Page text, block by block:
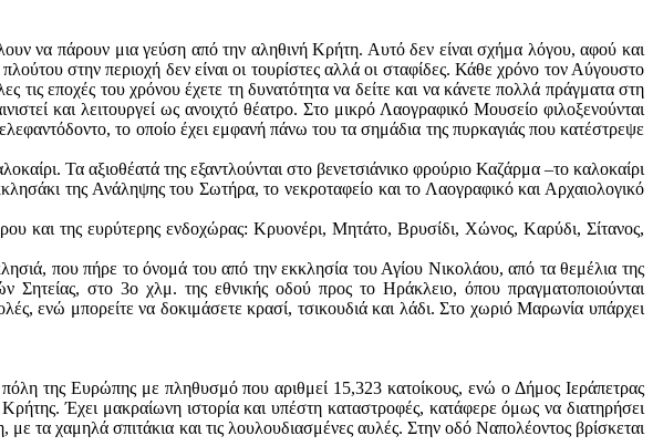
να πάρουν μια γεύση από την αληθινή Κρήτη. Αυτό δεν είναι σχήμα λόγου, αφού και
στην περιοχή δεν είναι οι τουρίστες αλλά οι σταφίδες. Κάθε χρόνο τον Αύγουστο
τις εποχές του χρόνου έχετε τη δυνατότητα να δείτε και να κάνετε πολλά πράγματα στη
και λειτουργεί ως ανοιχτό θέατρο. Στο μικρό Λαογραφικό Μουσείο φιλοξενούνται
το οποίο έχει εμφανή πάνω του τα σημάδια της πυρκαγιάς που κατέστρεψε
Τα αξιοθέατά της εξαντλούνται στο βενετσιάνικο φρούριο Καζάρμα –το καλοκαίρι
της Ανάληψης του Σωτήρα, το νεκροταφείο και το Λαογραφικό και Αρχαιολογικό
και της ευρύτερης ενδοχώρας: Κρυονέρι, Mητάτο, Bρυσίδι, Xώνος, Kαρύδι, Σίτανος,
που πήρε το όνομά του από την εκκλησία του Αγίου Νικολάου, από τα θεμέλια της
Σητείας, στο 3ο χλμ. της εθνικής οδού προς το Ηράκλειο, όπου πραγματοποιούνται
ενώ μπορείτε να δοκιμάσετε κρασί, τσικουδιά και λάδι. Στο χωριό Μαρωνία υπάρχει
πόλη της Ευρώπης με πληθυσμό που αριθμεί 15,323 κατοίκους, ενώ ο Δήμος Ιεράπετρας
Έχει μακραίωνη ιστορία και υπέστη καταστροφές, κατάφερε όμως να διατηρήσει
τα χαμηλά σπιτάκια και τις λουλουδιασμένες αυλές. Στην οδό Ναπολέοντος βρίσκεται